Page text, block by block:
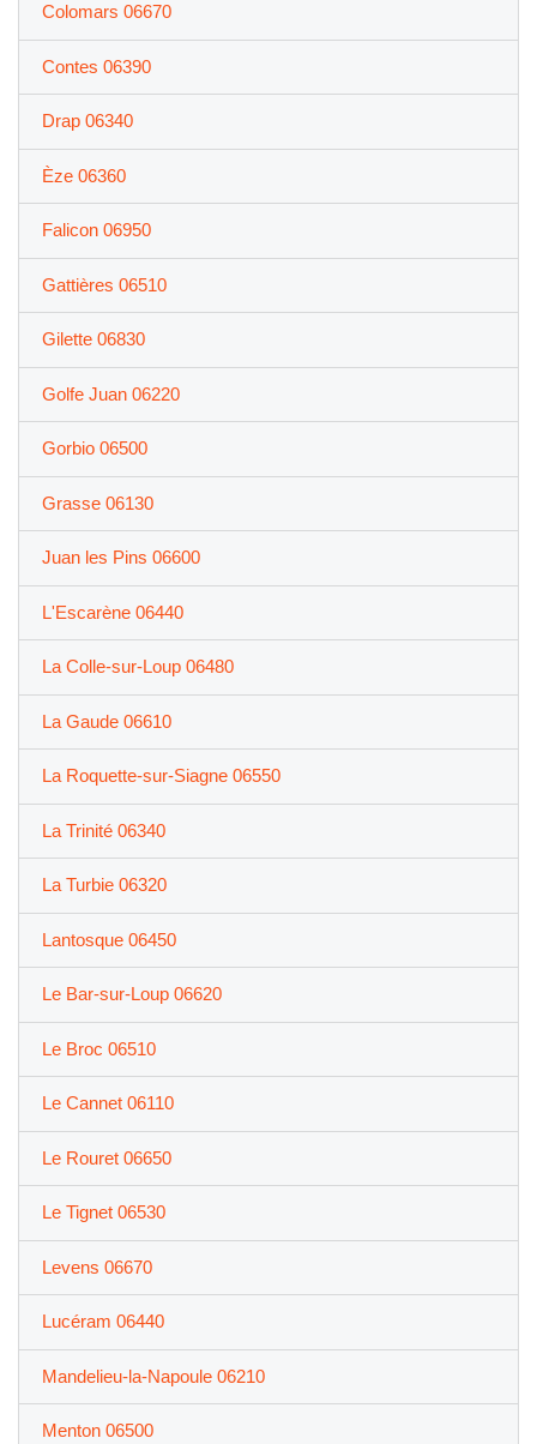
Colomars 06670
Contes 06390
Drap 06340
Èze 06360
Falicon 06950
Gattières 06510
Gilette 06830
Golfe Juan 06220
Gorbio 06500
Grasse 06130
Juan les Pins 06600
L'Escarène 06440
La Colle-sur-Loup 06480
La Gaude 06610
La Roquette-sur-Siagne 06550
La Trinité 06340
La Turbie 06320
Lantosque 06450
Le Bar-sur-Loup 06620
Le Broc 06510
Le Cannet 06110
Le Rouret 06650
Le Tignet 06530
Levens 06670
Lucéram 06440
Mandelieu-la-Napoule 06210
Menton 06500